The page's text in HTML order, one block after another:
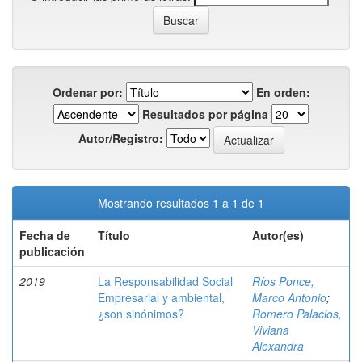
Ordenar por:
En orden:
Resultados por página
Autor/Registro:
Mostrando resultados 1 a 1 de 1
Fecha de
publicación
Título Autor(es)
2019
La Responsabilidad Social
Empresarial y ambiental,
¿son sinónimos?
Ríos Ponce,
Marco Antonio;
Romero Palacios,
Viviana
Alexandra